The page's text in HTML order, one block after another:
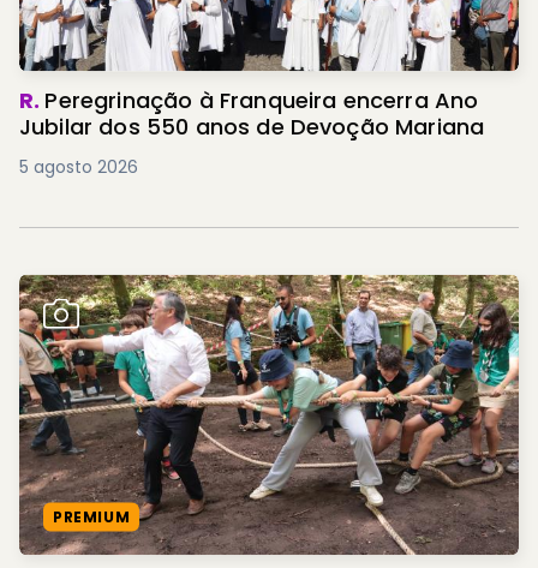
R. Peregrinação à Franqueira encerra Ano
Jubilar dos 550 anos de Devoção Mariana
5 agosto 2026
PREMIUM